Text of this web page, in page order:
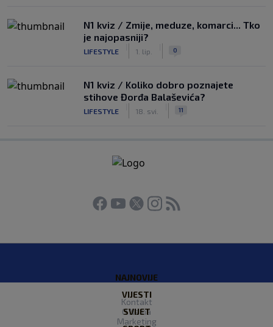
N1 kviz / Zmije, meduze, komarci... Tko
je najopasniji?
LIFESTYLE 1. lip. 0
N1 kviz / Koliko dobro poznajete
stihove Đorđa Balaševića?
LIFESTYLE 18. svi. 11
NAJNOVIJE
VIJESTI
SVIJET
Kontakt
O Nama
Marketing